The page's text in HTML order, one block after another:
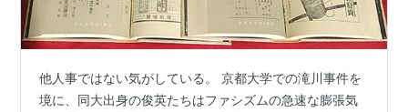
他人事ではない気がしている。 京都大学での滝川事件を
境に、同大出身の俊英たちはファシズムの急速な膨張気